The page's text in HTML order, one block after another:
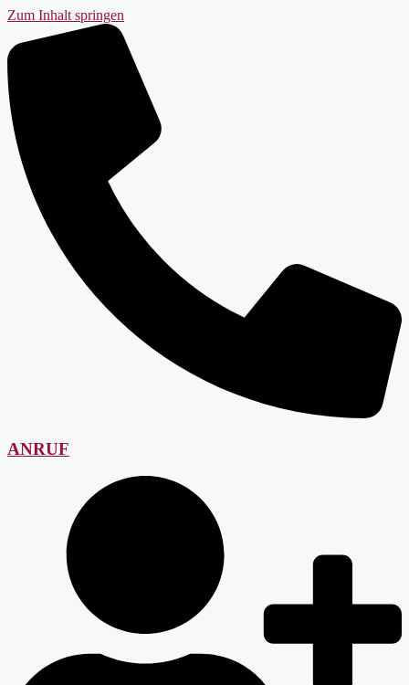
Zum Inhalt springen
ANRUF